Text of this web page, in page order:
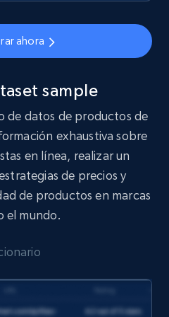
more.
Buy Now
description,
price, Discount,
ahora
sample
de datos de productos de
exhaustiva sobre
en línea, realizar un
de precios y
de productos en marcas
el mundo.